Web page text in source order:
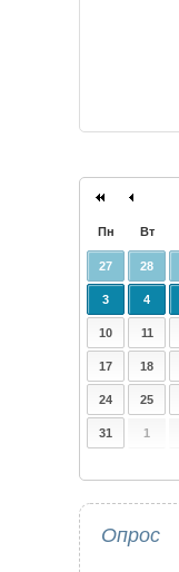
Пн Вт
27 28
3 4
10 11
17 18
24 25
31 1
Опрос